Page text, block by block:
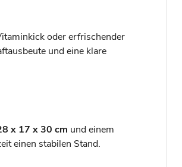
oder erfrischender
und eine klare
x 17 x 30 cm und einem
einen stabilen Stand.